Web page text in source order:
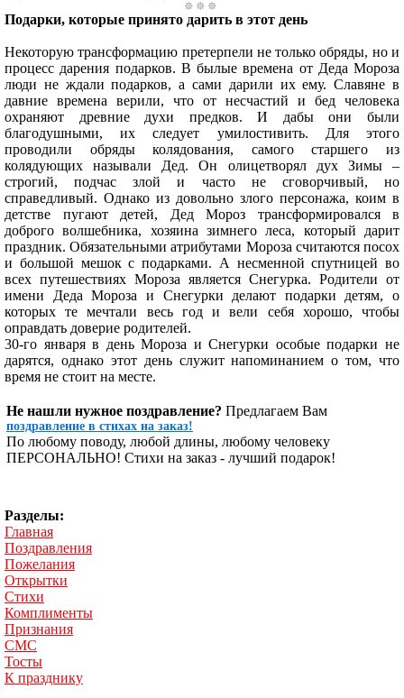
Подарки, которые принято дарить в этот день
Некоторую трансформацию претерпели не только обряды, но и
процесс дарения подарков. В былые времена от Деда Мороза
люди не ждали подарков, а сами дарили их ему. Славяне в
давние времена верили, что от несчастий и бед человека
охраняют древние духи предков. И дабы они были
благодушными, их следует умилостивить. Для этого
проводили обряды колядования, самого старшего из
колядующих называли Дед. Он олицетворял дух Зимы –
строгий, подчас злой и часто не сговорчивый, но
справедливый. Однако из довольно злого персонажа, коим в
детстве пугают детей, Дед Мороз трансформировался в
доброго волшебника, хозяина зимнего леса, который дарит
праздник. Обязательными атрибутами Мороза считаются посох
и большой мешок с подарками. А несменной спутницей во
всех путешествиях Мороза является Снегурка. Родители от
имени Деда Мороза и Снегурки делают подарки детям, о
которых те мечтали весь год и вели себя хорошо, чтобы
оправдать доверие родителей.
30-го января в день Мороза и Снегурки особые подарки не
дарятся, однако этот день служит напоминанием о том, что
время не стоит на месте.
Не нашли нужное поздравление? Предлагаем Вам
поздравление в стихах на заказ!
По любому поводу, любой длины, любому человеку
ПЕРСОНАЛЬНО! Стихи на заказ - лучший подарок!
Разделы:
Главная
Поздравления
Пожелания
Открытки
Стихи
Комплименты
Признания
СМС
Тосты
К празднику